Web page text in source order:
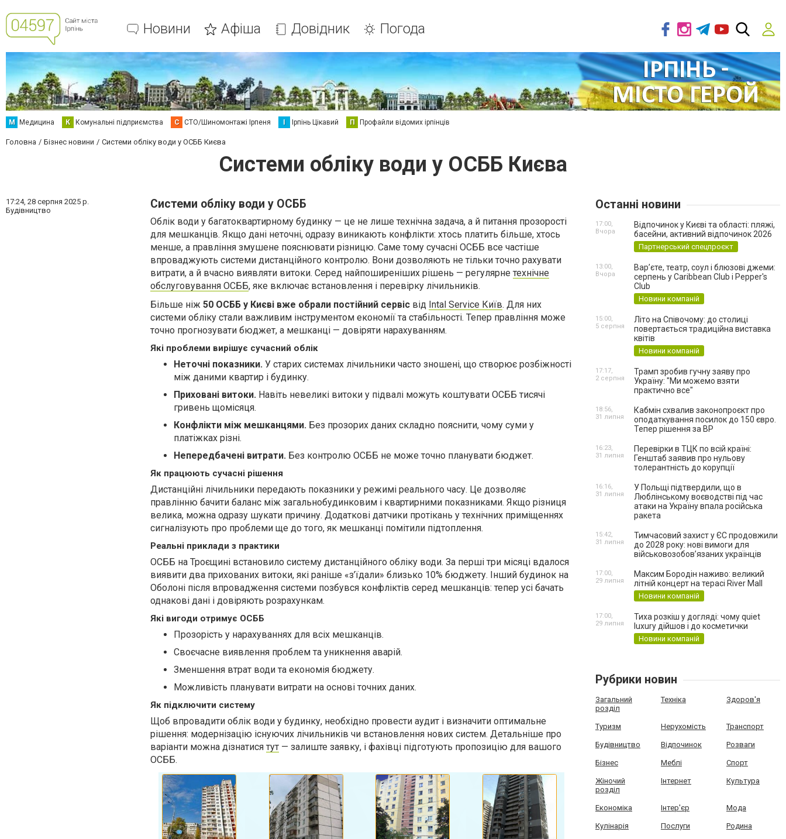
Новини Афіша Довідник Погода
М Медицина К Комунальні підприємства С СТО/Шиномонтажі Ірпеня І Ірпінь Цікавий П Профайли відомих ірпінців
Головна Бізнес новини Системи обліку води у ОСББ Києва
Системи обліку води у ОСББ Києва
17:24, 28 серпня 2025 р.
Будівництво
Системи обліку води у ОСББ
Облік води у багатоквартирному будинку — це не лише технічна задача, а й питання прозорості
для мешканців. Якщо дані неточні, одразу виникають конфлікти: хтось платить більше, хтось
менше, а правління змушене пояснювати різницю. Саме тому сучасні ОСББ все частіше
впроваджують системи дистанційного контролю. Вони дозволяють не тільки точно рахувати
витрати, а й вчасно виявляти витоки. Серед найпоширеніших рішень — регулярне технічне
обслуговування ОСББ, яке включає встановлення і перевірку лічильників.
Більше ніж 50 ОСББ у Києві вже обрали постійний сервіс від Intal Service Київ. Для них
системи обліку стали важливим інструментом економії та стабільності. Тепер правління може
точно прогнозувати бюджет, а мешканці — довіряти нарахуванням.
Які проблеми вирішує сучасний облік
Неточні показники. У старих системах лічильники часто зношені, що створює розбіжності
між даними квартир і будинку.
Приховані витоки. Навіть невеликі витоки у підвалі можуть коштувати ОСББ тисячі
гривень щомісяця.
Конфлікти між мешканцями. Без прозорих даних складно пояснити, чому суми у
платіжках різні.
Непередбачені витрати. Без контролю ОСББ не може точно планувати бюджет.
Як працюють сучасні рішення
Дистанційні лічильники передають показники у режимі реального часу. Це дозволяє
правлінню бачити баланс між загальнобудинковим і квартирними показниками. Якщо різниця
велика, можна одразу шукати причину. Додаткові датчики протікань у технічних приміщеннях
сигналізують про проблеми ще до того, як мешканці помітили підтоплення.
Реальні приклади з практики
ОСББ на Троєщині встановило систему дистанційного обліку води. За перші три місяці вдалося
виявити два прихованих витоки, які раніше «з’їдали» близько 10% бюджету. Інший будинок на
Оболоні після впровадження системи позбувся конфліктів серед мешканців: тепер усі бачать
однакові дані і довіряють розрахункам.
Які вигоди отримує ОСББ
Прозорість у нарахуваннях для всіх мешканців.
Своєчасне виявлення проблем та уникнення аварій.
Зменшення втрат води та економія бюджету.
Можливість планувати витрати на основі точних даних.
Як підключити систему
Щоб впровадити облік води у будинку, необхідно провести аудит і визначити оптимальне
рішення: модернізацію існуючих лічильників чи встановлення нових систем. Детальніше про
варіанти можна дізнатися тут — залиште заявку, і фахівці підготують пропозицію для вашого
ОСББ.
Останні новини
Відпочинок у Києві та області: пляжі,
басейни, активний відпочинок 2026
Партнерський спецпроєкт
17:00,
Вчора
Вар’єте, театр, соул і блюзові джеми:
серпень у Caribbean Club і Pepper's
Club
Новини компаній
13:00,
Вчора
Літо на Співочому: до столиці
повертається традиційна виставка
квітів
Новини компаній
15:00,
5 серпня
Трамп зробив гучну заяву про
Україну: "Ми можемо взяти
практично все"
17:17,
2 серпня
Кабмін схвалив законопроєкт про
оподаткування посилок до 150 євро.
Тепер рішення за ВР
18:56,
31 липня
Перевірки в ТЦК по всій країні:
Генштаб заявив про нульову
толерантність до корупції
16:23,
31 липня
У Польщі підтвердили, що в
Люблінському воєводстві під час
атаки на Україну впала російська
ракета
16:16,
31 липня
Тимчасовий захист у ЄС продовжили
до 2028 року: нові вимоги для
військовозобов’язаних українців
15:42,
31 липня
Максим Бородін наживо: великий
літній концерт на терасі River Mall
Новини компаній
17:00,
29 липня
Тиха розкіш у догляді: чому quiet
luxury дійшов і до косметички
Новини компаній
17:00,
29 липня
Рубрики новин
Загальний
розділ
Техніка Здоров'я
Туризм Нерухомість Транспорт
Будівництво Відпочинок Розваги
Бізнес Меблі Спорт
Жіночий
розділ
Інтернет Культура
Економіка Інтер'єр Мода
Кулінарія Послуги Родина